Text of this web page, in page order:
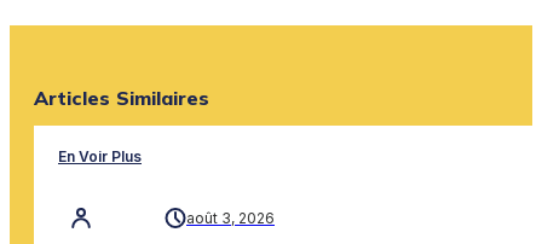
Articles Similaires
En Voir Plus
août 3, 2026